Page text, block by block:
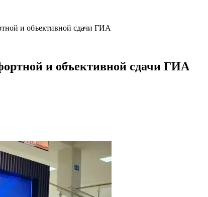
и объективной сдачи ГИА
и объективной сдачи ГИА